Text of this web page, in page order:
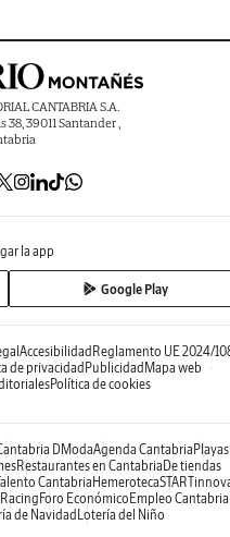
CANTABRIA S.A.
38, 39011 Santander ,
la app
Google Play
Accesibilidad Reglamento UE 2024/
de privacidad Publicidad Mapa web
Política de cookies
DModaAgenda Cantabria Playas
Restaurantes en Cantabria De tiendas
CantabriaHemeroteca
Racing Foro Económico Empleo Cantabria
de Navidad Lotería del Niño